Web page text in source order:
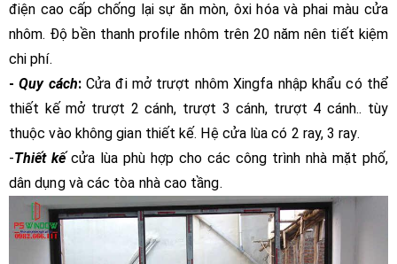
điện cao cấp chống lại sự ăn mòn, ôxi hóa và phai màu cửa
nhôm. Độ bền thanh profile nhôm trên 20 năm nên tiết kiệm
chi phí.
-Quy cách:Cửa đi mở trượt nhôm Xingfa nhập khẩu có thể
thiết kế mở trượt 2 cánh, trượt 3 cánh, trượt 4 cánh.. tùy
thuộc vào không gian thiết kế. Hệ cửa lùa có 2 ray, 3 ray.
-Thiết kếcửa lùa phù hợp cho các công trình nhà mặt phố,
dân dụng và các tòa nhà cao tầng.